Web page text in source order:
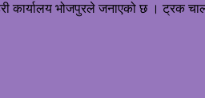
कार्यालय भोजपुरले जनाएको छ । ट्रक